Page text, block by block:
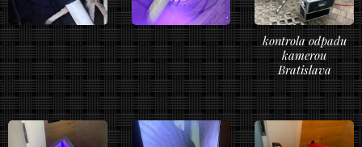
kontrola odpadu
kamerou
Bratislava